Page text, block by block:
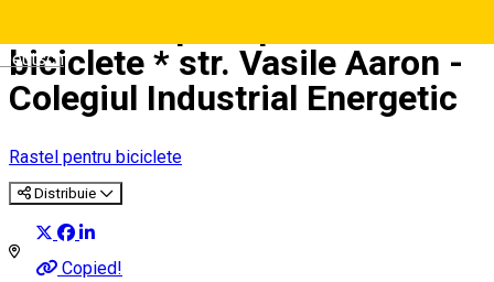
Deutsch
biciclete * str. Vasile Aaron -
Colegiul Industrial Energetic
Rastel pentru biciclete
Distribuie
Copied!